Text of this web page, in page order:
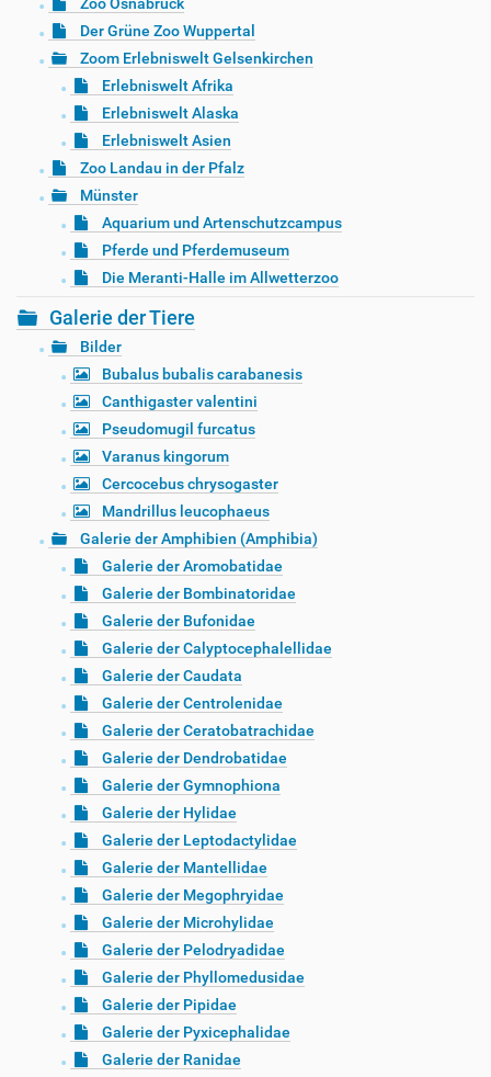
Zoo Osnabrück
Der Grüne Zoo Wuppertal
Zoom Erlebniswelt Gelsenkirchen
Erlebniswelt Afrika
Erlebniswelt Alaska
Erlebniswelt Asien
Zoo Landau in der Pfalz
Münster
Aquarium und Artenschutzcampus
Pferde und Pferdemuseum
Die Meranti-Halle im Allwetterzoo
Galerie der Tiere
Bilder
Bubalus bubalis carabanesis
Canthigaster valentini
Pseudomugil furcatus
Varanus kingorum
Cercocebus chrysogaster
Mandrillus leucophaeus
Galerie der Amphibien (Amphibia)
Galerie der Aromobatidae
Galerie der Bombinatoridae
Galerie der Bufonidae
Galerie der Calyptocephalellidae
Galerie der Caudata
Galerie der Centrolenidae
Galerie der Ceratobatrachidae
Galerie der Dendrobatidae
Galerie der Gymnophiona
Galerie der Hylidae
Galerie der Leptodactylidae
Galerie der Mantellidae
Galerie der Megophryidae
Galerie der Microhylidae
Galerie der Pelodryadidae
Galerie der Phyllomedusidae
Galerie der Pipidae
Galerie der Pyxicephalidae
Galerie der Ranidae